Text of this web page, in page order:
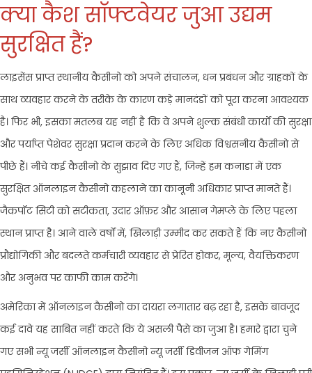
क्या कैश सॉफ्टवेयर जुआ उद्यम
सुरक्षित हैं?
लाइसेंस प्राप्त स्थानीय कैसीनो को अपने संचालन, धन प्रबंधन और ग्राहकों के
साथ व्यवहार करने के तरीके के कारण कड़े मानदंडों को पूरा करना आवश्यक
है। फिर भी, इसका मतलब यह नहीं है कि वे अपने शुल्क संबंधी कार्यों की सुरक्षा
और पर्याप्त पेशेवर सुरक्षा प्रदान करने के लिए अधिक विश्वसनीय कैसीनो से
पीछे हैं। नीचे कई कैसीनो के सुझाव दिए गए हैं, जिन्हें हम कनाडा में एक
सुरक्षित ऑनलाइन कैसीनो कहलाने का कानूनी अधिकार प्राप्त मानते हैं।
जैकपॉट सिटी को सटीकता, उदार ऑफ़र और आसान गेमप्ले के लिए पहला
स्थान प्राप्त है। आने वाले वर्षों में, खिलाड़ी उम्मीद कर सकते हैं कि नए कैसीनो
प्रौद्योगिकी और बदलते कर्मचारी व्यवहार से प्रेरित होकर, मूल्य, वैयक्तिकरण
और अनुभव पर काफी काम करेंगे।
अमेरिका में ऑनलाइन कैसीनो का दायरा लगातार बढ़ रहा है, इसके बावजूद
कई दावे यह साबित नहीं करते कि ये असली पैसे का जुआ है। हमारे द्वारा चुने
गए सभी न्यू जर्सी ऑनलाइन कैसीनो न्यू जर्सी डिवीजन ऑफ गेमिंग